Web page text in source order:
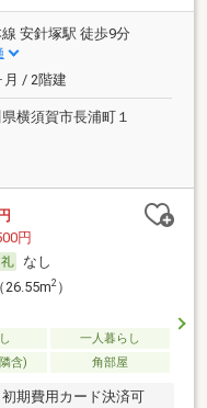
安針塚駅 徒歩9分
月 / 2階建
横須賀市長浦町１
円
なし
26.55m2）
一人暮らし
含) 角部屋
期費用カード決済可